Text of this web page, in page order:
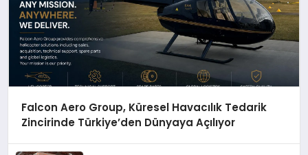
Falcon Aero Group, Küresel Havacılık Tedarik
Zincirinde Türkiye’den Dünyaya Açılıyor